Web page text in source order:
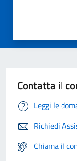
Contatta il
Leggi le
Richiedi
Chiama il